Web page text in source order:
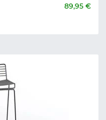
89,95 €